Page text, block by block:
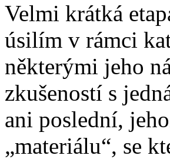
Velmi krátká
úsilím v rámci
některými jeho
zkušeností s
ani poslední,
„materiálu“, se